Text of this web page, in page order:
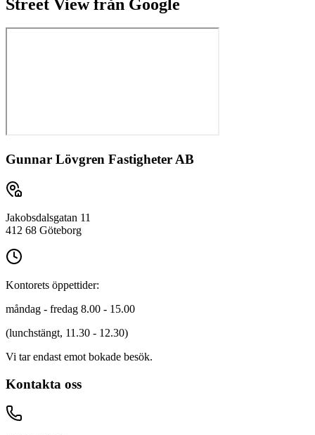
Street View från Google
Gunnar Lövgren Fastigheter AB
Jakobsdalsgatan 11
412 68 Göteborg
Kontorets öppettider:
måndag - fredag 8.00 - 15.00
(lunchstängt, 11.30 - 12.30)
Vi tar endast emot bokade besök.
Kontakta oss